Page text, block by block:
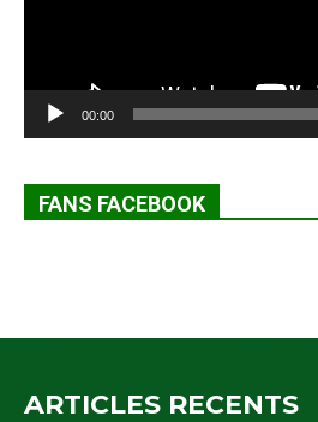
00:00
FANS FACEBOOK
ARTICLES RECENTS